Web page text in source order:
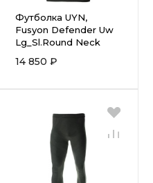
Футболка UYN,
Fusyon Defender Uw
Lg_Sl.Round Neck
14 850 ₽